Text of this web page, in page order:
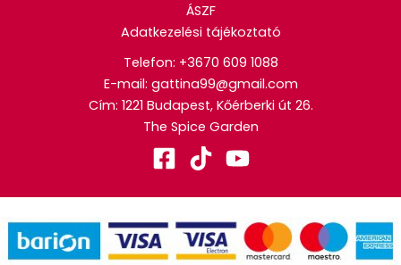
ÁSZF
Adatkezelési tájékoztató
Telefon: +3670 609 1088
E-mail: gattina99@gmail.com
Cím: 1221 Budapest, Kőérberki út 26.
The Spice Garden